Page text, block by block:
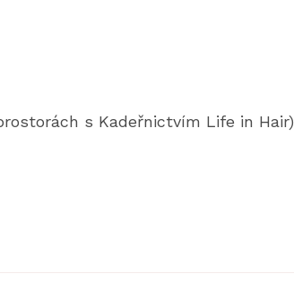
s Kadeřnictvím Life in Hair)